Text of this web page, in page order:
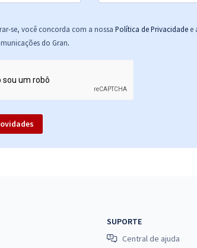
se, você concorda com a nossa Política de Privacidade e
do Gran.
SUPORTE
Central de ajuda